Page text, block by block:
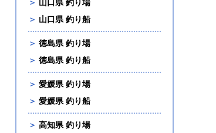
＞ 山口県 釣り場
＞ 山口県 釣り船
＞ 徳島県 釣り場
＞ 徳島県 釣り船
＞ 愛媛県 釣り場
＞ 愛媛県 釣り船
＞ 高知県 釣り場